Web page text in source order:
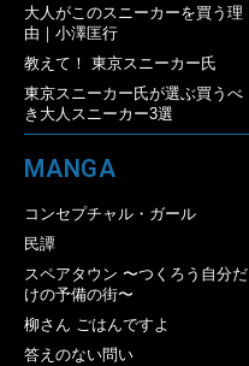
大人がこのスニーカーを買う理
由｜小澤匡行
教えて！ 東京スニーカー氏
東京スニーカー氏が選ぶ買うべ
き大人スニーカー3選
MANGA
コンセプチャル・ガール
民譚
スペアタウン 〜つくろう自分だ
けの予備の街〜
柳さん ごはんですよ
答えのない問い